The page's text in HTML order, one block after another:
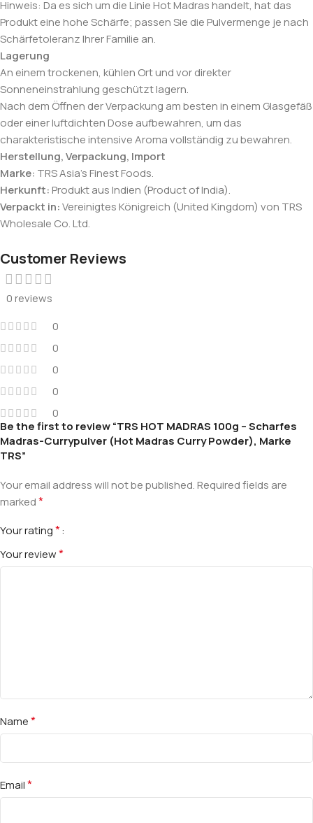
Hinweis: Da es sich um die Linie Hot Madras handelt, hat das
Produkt eine hohe Schärfe; passen Sie die Pulvermenge je nach
Schärfetoleranz Ihrer Familie an.
Lagerung
An einem trockenen, kühlen Ort und vor direkter
Sonneneinstrahlung geschützt lagern.
Nach dem Öffnen der Verpackung am besten in einem Glasgefäß
oder einer luftdichten Dose aufbewahren, um das
charakteristische intensive Aroma vollständig zu bewahren.
Herstellung, Verpackung, Import
Marke: TRS Asia’s Finest Foods.
Herkunft:Produkt aus Indien (Product of India).
Verpackt in:Vereinigtes Königreich (United Kingdom) von TRS
Wholesale Co. Ltd.
Customer Reviews
0 reviews
0
0
0
0
0
Be the first to review “TRS HOT MADRAS 100g – Scharfes
Madras-Currypulver (Hot Madras Curry Powder), Marke
TRS”
Your email address will not be published.Required fields are
marked*
Your rating*
Your review*
Name*
Email*